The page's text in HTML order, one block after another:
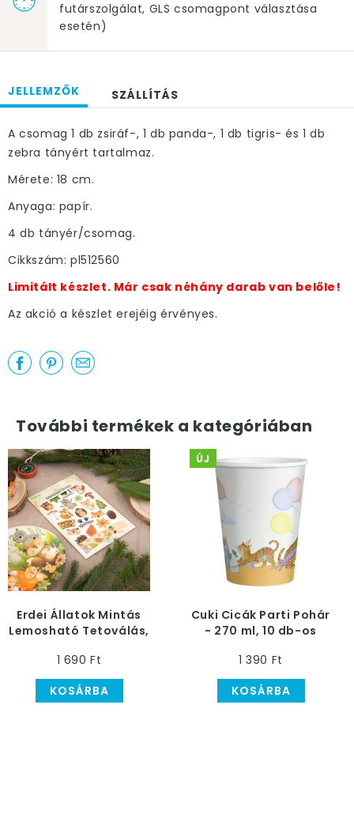
futárszolgálat, GLS csomagpont választása
esetén)
JELLEMZŐK SZÁLLÍTÁS
A csomag 1 db zsiráf-, 1 db panda-, 1 db tigris- és 1 db
zebra tányért tartalmaz.
Mérete: 18 cm.
Anyaga: papír.
4 db tányér/csomag.
Cikkszám: pl512560
Limitált készlet. Már csak néhány darab van belőle!
Az akció a készlet erejéig érvényes.
További termékek a kategóriában
Erdei Állatok Mintás
Lemosható Tetoválás,
1 690 Ft
KOSÁRBA
ÚJ
Cuki Cicák Parti Pohár
- 270 ml, 10 db-os
1 390 Ft
KOSÁRBA